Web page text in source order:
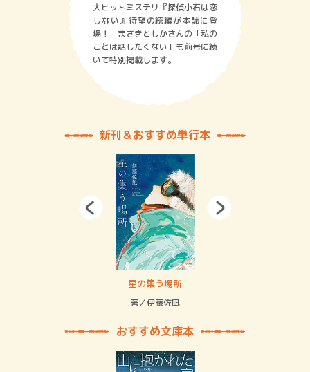
大ヒットミステリ『探偵小石は恋
しない』待望の続編が本誌に登
場！ まさきとしかさんの「私の
ことは話したくない」も前号に続
いて特別掲載します。
新刊＆おすすめ単行本
星の集う場所
著／伊藤佐凪
おすすめ文庫本